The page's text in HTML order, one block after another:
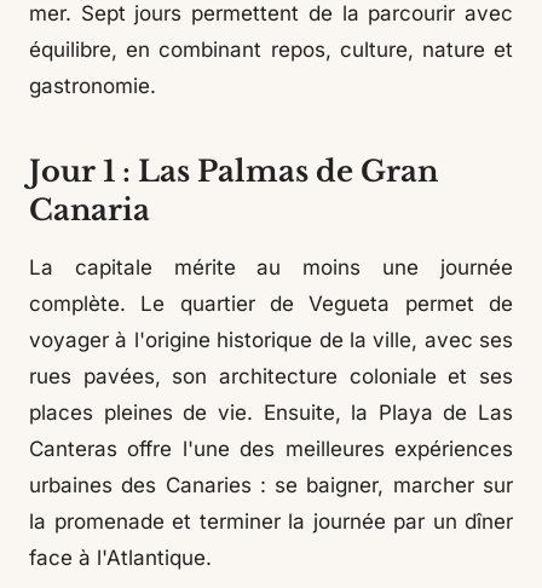
mer. Sept jours permettent de la parcourir avec
équilibre, en combinant repos, culture, nature et
gastronomie.
Jour 1 : Las Palmas de Gran
Canaria
La capitale mérite au moins une journée
complète. Le quartier de Vegueta permet de
voyager à l'origine historique de la ville, avec ses
rues pavées, son architecture coloniale et ses
places pleines de vie. Ensuite, la Playa de Las
Canteras offre l'une des meilleures expériences
urbaines des Canaries : se baigner, marcher sur
la promenade et terminer la journée par un dîner
face à l'Atlantique.